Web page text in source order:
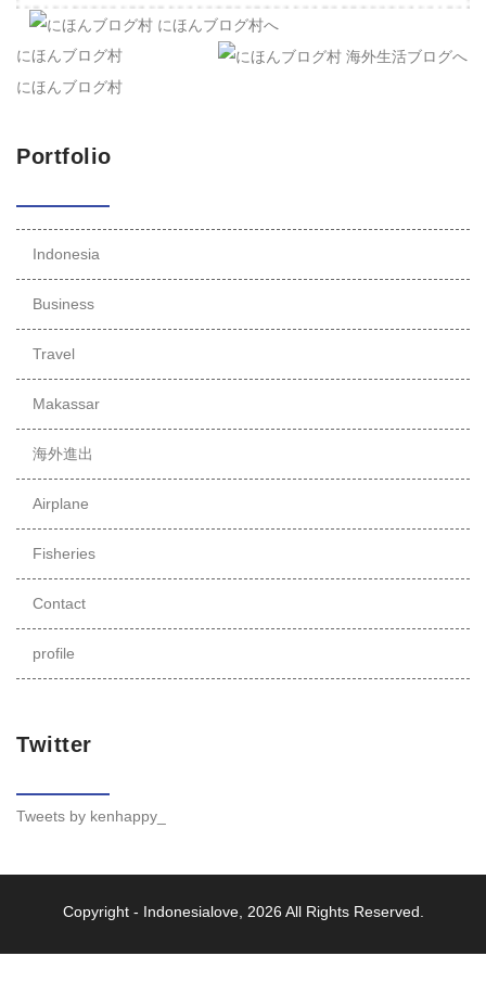
にほんブログ村
にほんブログ村
Portfolio
Indonesia
Business
Travel
Makassar
海外進出
Airplane
Fisheries
Contact
profile
Twitter
Tweets by kenhappy_
Copyright - Indonesialove, 2026 All Rights Reserved.